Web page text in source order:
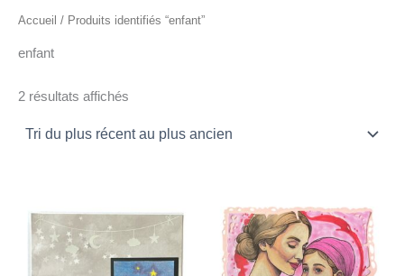
Accueil / Produits identifiés “enfant”
enfant
2 résultats affichés
récent